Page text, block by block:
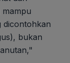
mampu
dicontohkan
bukan